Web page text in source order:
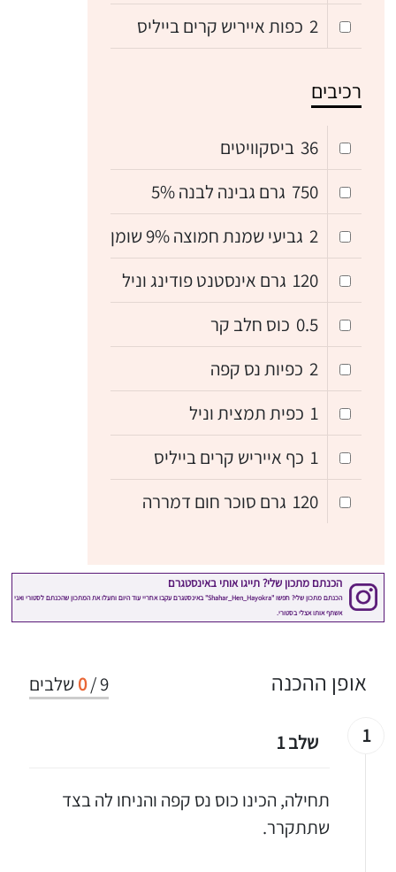
2 כפות אייריש קרים בייליס
רכיבים
36 ביסקוויטים
750 גרם גבינה לבנה 5%
2 גביעי שמנת חמוצה 9% שומן
120 גרם אינסטנט פודינג וניל
0.5 כוס חלב קר
2 כפיות נס קפה
1 כפית תמצית וניל
1 כף אייריש קרים בייליס
120 גרם סוכר חום דמררה
9
/
0 שלבים אופן ההכנה
1 שלב 1
תחילה, הכינו כוס נס קפה והניחו לה בצד
שתתקרר.